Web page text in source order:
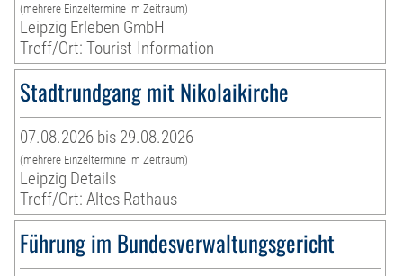
(mehrere Einzeltermine im Zeitraum)
Leipzig Erleben GmbH
Treff/Ort: Tourist-Information
Stadtrundgang mit Nikolaikirche
07.08.2026 bis 29.08.2026
(mehrere Einzeltermine im Zeitraum)
Leipzig Details
Treff/Ort: Altes Rathaus
Führung im Bundesverwaltungsgericht